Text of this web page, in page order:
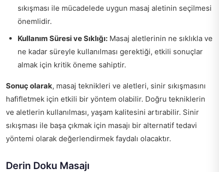
sıkışması ile mücadelede uygun masaj aletinin seçilmesi
önemlidir.
Kullanım Süresi ve Sıklığı: Masaj aletlerinin ne sıklıkla ve
ne kadar süreyle kullanılması gerektiği, etkili sonuçlar
almak için kritik öneme sahiptir.
Sonuç olarak, masaj teknikleri ve aletleri, sinir sıkışmasını
hafifletmek için etkili bir yöntem olabilir. Doğru tekniklerin
ve aletlerin kullanılması, yaşam kalitesini artırabilir. Sinir
sıkışması ile başa çıkmak için masajı bir alternatif tedavi
yöntemi olarak değerlendirmek faydalı olacaktır.
Derin Doku Masajı